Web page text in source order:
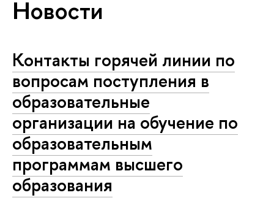
Новости
Контакты горячей линии по
вопросам поступления в
образовательные
организации на обучение по
образовательным
программам высшего
образования